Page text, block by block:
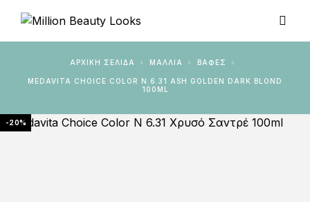
ΑΡΧΙΚΉ ΣΕΛΊΔΑ ΜΑΛΛΙΑ ΒΑΦΈΣ
MEDAVITA CHOICE COLOR N.6.31 ASH GOLDEN DARK BLOND
100ML
-20%